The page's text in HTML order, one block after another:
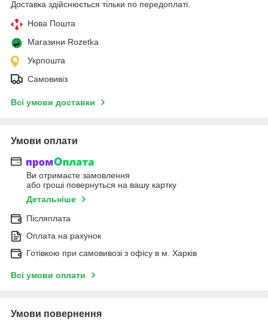
Доставка здійснюється тільки по передоплаті.
Нова Пошта
Магазини Rozetka
Укрпошта
Самовивіз
Всі умови доставки
Умови оплати
Ви отримаєте замовлення
або гроші повернуться на вашу картку
Детальніше
Післяплата
Оплата на рахунок
Готівкою при самовивозі з офісу в м. Харків
Всі умови оплати
Умови повернення